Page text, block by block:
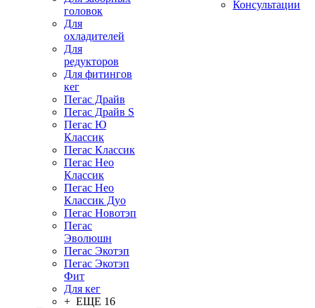
головок
Для
охладителей
Для
редукторов
Для фитингов
кег
Пегас Драйв
Пегас Драйв S
Пегас Ю
Классик
Пегас Классик
Пегас Нео
Классик
Пегас Нео
Классик Дуо
Пегас Новотэп
Пегас
Эволюшн
Пегас Экотэп
Пегас Экотэп
Фит
Для кег
+ ЕЩЕ 16
Консультации